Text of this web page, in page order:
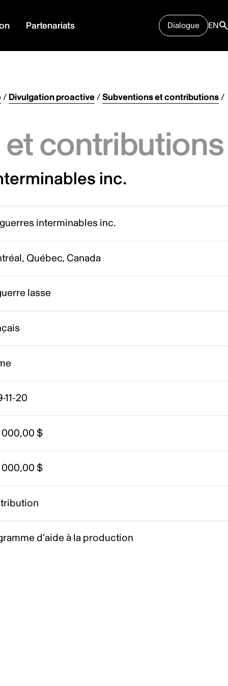
Partenariats Dialogue EN
/ Divulgation proactive/Subventions et contributions/
contributions
inc.
interminables inc.
Québec, Canada
lasse
11-20
$
$
d’aide à la production